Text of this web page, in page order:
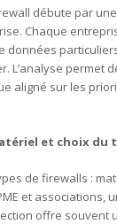
débute par
Chaque
données
L’analyse permet
aligné sur les
et choix du
de firewalls :
et associations,
offre souvent